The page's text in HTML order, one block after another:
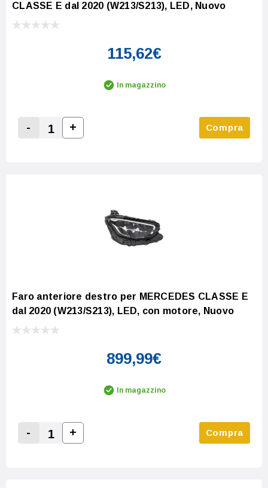
CLASSE E dal 2020 (W213/S213), LED, Nuovo
115,62€
In magazzino
Decrease Quantity:
-
Increase Quantity:
+ Compra
Faro anteriore destro per MERCEDES CLASSE E
dal 2020 (W213/S213), LED, con motore, Nuovo
899,99€
In magazzino
Decrease Quantity:
-
Increase Quantity:
+ Compra